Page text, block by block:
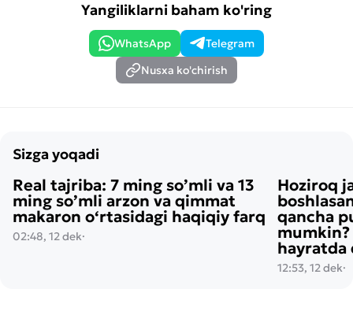
Yangiliklarni baham ko'ring
WhatsApp
Telegram
Nusxa ko'chirish
Sizga yoqadi
Real tajriba: 7 ming so’mli va 13
ming so’mli arzon va qimmat
makaron o‘rtasidagi haqiqiy farq
02:48, 12 dek·
Hoziroq
qancha
mumkin?
hayratda
12:53, 12 dek·